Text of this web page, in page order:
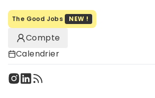
The Good Jobs NEW !
Compte
Calendrier